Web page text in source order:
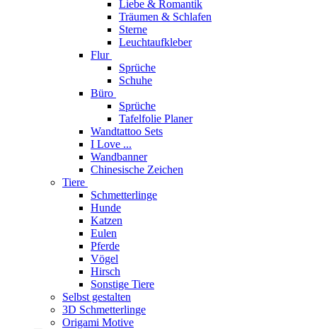
Liebe & Romantik
Träumen & Schlafen
Sterne
Leuchtaufkleber
Flur
Sprüche
Schuhe
Büro
Sprüche
Tafelfolie Planer
Wandtattoo Sets
I Love ...
Wandbanner
Chinesische Zeichen
Tiere
Schmetterlinge
Hunde
Katzen
Eulen
Pferde
Vögel
Hirsch
Sonstige Tiere
Selbst gestalten
3D Schmetterlinge
Origami Motive